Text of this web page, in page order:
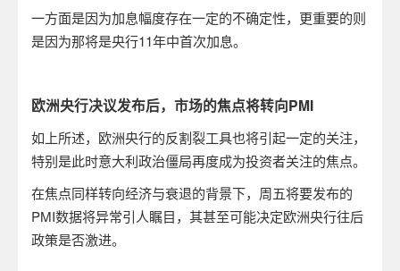
一方面是因为加息幅度存在一定的不确定性，更重要的则
是因为那将是央行11年中首次加息。
欧洲央行决议发布后，市场的焦点将转向PMI
如上所述，欧洲央行的反割裂工具也将引起一定的关注，
特别是此时意大利政治僵局再度成为投资者关注的焦点。
在焦点同样转向经济与衰退的背景下，周五将要发布的
PMI数据将异常引人瞩目，其甚至可能决定欧洲央行往后
政策是否激进。